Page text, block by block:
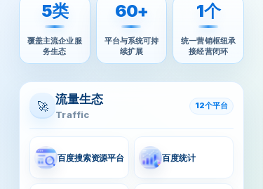
5类
覆盖主流企业服
务生态
60+
平台与系统可持
续扩展
1个
统一营销枢纽承
接经营闭环
🚀
流量生态
Traffic
12个平台
百度搜索资源平台 百度统计